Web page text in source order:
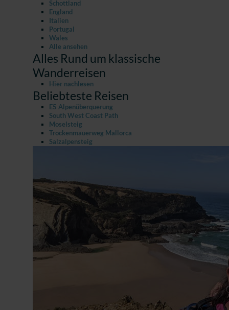
Schottland
England
Italien
Portugal
Wales
Alle ansehen
Alles Rund um klassische
Wanderreisen
Hier nachlesen
Beliebteste Reisen
E5 Alpenüberquerung
South West Coast Path
Moselsteig
Trockenmauerweg Mallorca
Salzalpensteig